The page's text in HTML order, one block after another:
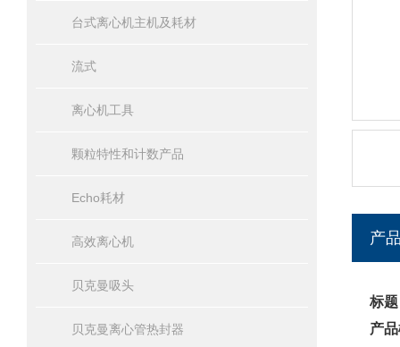
台式离心机主机及耗材
流式
离心机工具
颗粒特性和计数产品
Echo耗材
高效离心机
贝克曼吸头
贝克曼离心管热封器
产
标
产